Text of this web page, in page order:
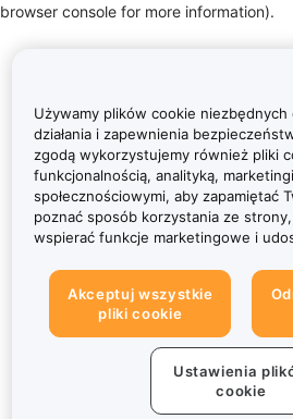
browser console for more information).
Używamy plików cookie niezbędnych
działania i zapewnienia
zgodą wykorzystujemy również pliki
funkcjonalnością, analityką,
społecznościowymi, aby zapamiętać
poznać sposób korzystania ze
wspierać funkcje marketingowe i
Akceptuj wszystkie
pliki cookie
Ustawienia
cookie